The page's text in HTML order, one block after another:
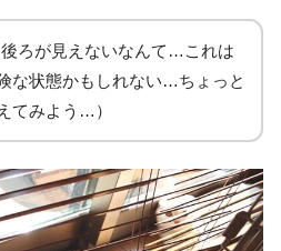
ろが見えないなんて…これは
な状態かもしれない…ちょっと
てみよう…）